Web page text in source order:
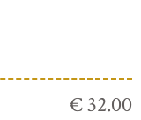
€ 32.00